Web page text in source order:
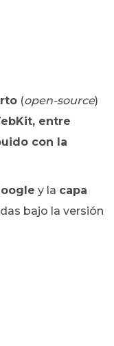
(open-source)
entre
con la
y la capa
bajo la versión